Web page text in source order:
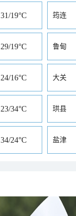
31/19°C 筠连
29/19°C 鲁甸
24/16°C 大关
23/34°C 珙县
34/24°C 盐津